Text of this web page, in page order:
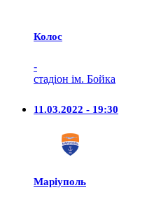
Колос
-
стадіон ім. Бойка
11.03.2022 - 19:30
Маріуполь